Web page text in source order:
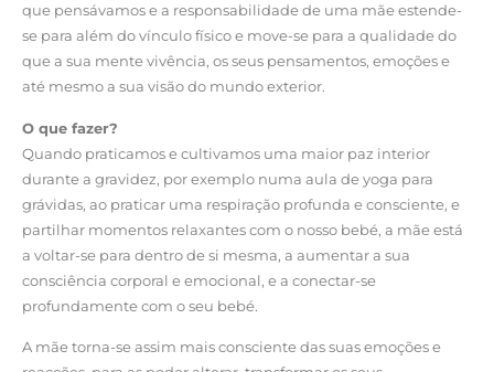
que pensávamos e a responsabilidade de uma mãe estende-
se para além do vínculo físico e move-se para a qualidade do
que a sua mente vivência, os seus pensamentos, emoções e
até mesmo a sua visão do mundo exterior.
O que fazer?
Quando praticamos e cultivamos uma maior paz interior
durante a gravidez, por exemplo numa aula de yoga para
grávidas, ao praticar uma respiração profunda e consciente, e
partilhar momentos relaxantes com o nosso bebé, a mãe está
a voltar-se para dentro de si mesma, a aumentar a sua
consciência corporal e emocional, e a conectar-se
profundamente com o seu bebé.
A mãe torna-se assim mais consciente das suas emoções e